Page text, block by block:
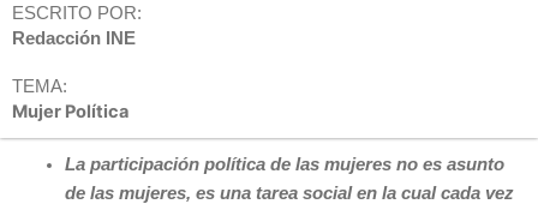
ESCRITO POR:
Redacción INE
TEMA:
Mujer Política
La participación política de las mujeres no es asunto
de las mujeres, es una tarea social en la cual cada vez